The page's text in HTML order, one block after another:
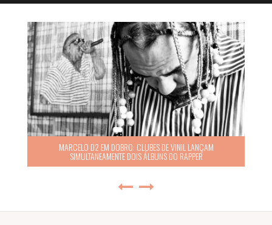
MARCELO D2 EM DOBRO: CLUBES DE VINIL LANÇAM
SIMULTANEAMENTE DOIS ÁLBUNS DO RAPPER